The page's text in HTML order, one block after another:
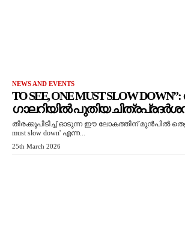
NEWS AND EVENTS
TO SEE, ONE MUST SLOW
ഗാലറിയിൽ പുതിയ
തിരക്കുപിടിച്ച് ഓടുന്ന ഈ ലോകത്തിന് മുൻപിൽ
must slow down' എന്ന...
25th March 2026